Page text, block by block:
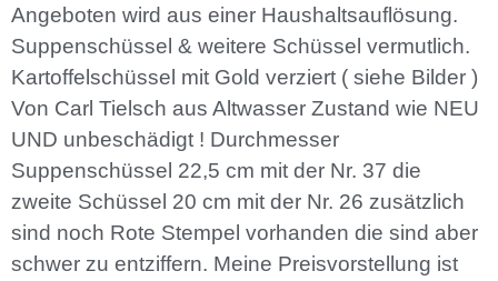
Angeboten wird aus einer Haushaltsauflösung.
Suppenschüssel & weitere Schüssel vermutlich.
Kartoffelschüssel mit Gold verziert ( siehe Bilder )
Von Carl Tielsch aus Altwasser Zustand wie NEU
UND unbeschädigt ! Durchmesser
Suppenschüssel 22,5 cm mit der Nr. 37 die
zweite Schüssel 20 cm mit der Nr. 26 zusätzlich
sind noch Rote Stempel vorhanden die sind aber
schwer zu entziffern. Meine Preisvorstellung ist